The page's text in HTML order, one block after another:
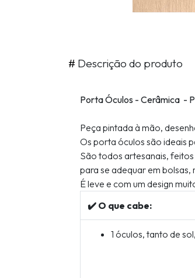
# Descrição do produto
Porta Óculos - Cerâmica -
Peça pintada à mão,
Os porta óculos são ideais
São todos artesanais,
para se adequar em bolsas,
É leve e com um design
✔️ O que cabe:
1 óculos, tanto de